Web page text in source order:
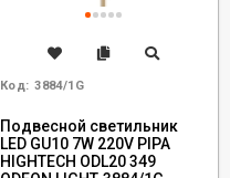
Код: 3884/1G
Подвесной светильник
LED GU10 7W 220V PIPA
HIGHTECH ODL20 349